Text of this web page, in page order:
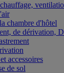
chambre d'hôtel
de dérivation,
accessoires
de sol